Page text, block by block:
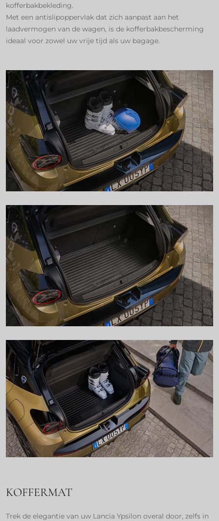
kofferbakbekleding.
Met een antislipoppervlak dat zich aanpast aan het
laadvermogen van de wagen, is de kofferbakbescherming
ideaal voor zowel uw vrije tijd als uw bagage.
KOFFERMAT
Trek de elegantie van uw Lancia Ypsilon overal door, zelfs in